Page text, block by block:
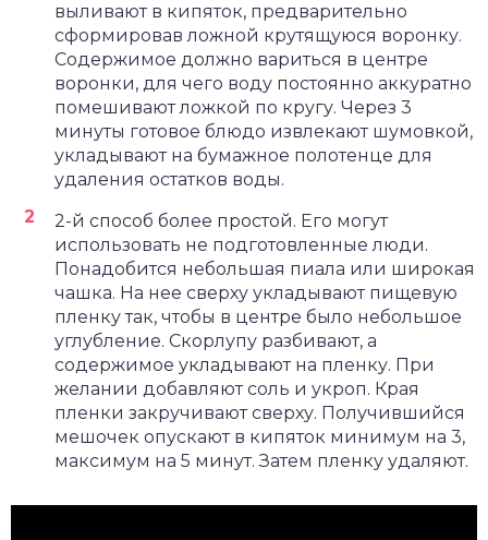
выливают в кипяток, предварительно
сформировав ложной крутящуюся воронку.
Содержимое должно вариться в центре
воронки, для чего воду постоянно аккуратно
помешивают ложкой по кругу. Через 3
минуты готовое блюдо извлекают шумовкой,
укладывают на бумажное полотенце для
удаления остатков воды.
2-й способ более простой. Его могут
использовать не подготовленные люди.
Понадобится небольшая пиала или широкая
чашка. На нее сверху укладывают пищевую
пленку так, чтобы в центре было небольшое
углубление. Скорлупу разбивают, а
содержимое укладывают на пленку. При
желании добавляют соль и укроп. Края
пленки закручивают сверху. Получившийся
мешочек опускают в кипяток минимум на 3,
максимум на 5 минут. Затем пленку удаляют.